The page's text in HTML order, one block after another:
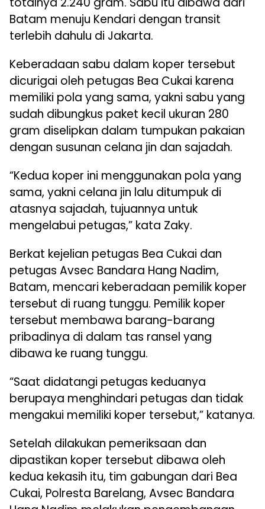
Batam menuju Kendari dengan transit
terlebih dahulu di Jakarta.
Keberadaan sabu dalam koper tersebut
dicurigai oleh petugas Bea Cukai karena
memiliki pola yang sama, yakni sabu yang
sudah dibungkus paket kecil ukuran 280
gram diselipkan dalam tumpukan pakaian
dengan susunan celana jin dan sajadah.
“Kedua koper ini menggunakan pola yang
sama, yakni celana jin lalu ditumpuk di
atasnya sajadah, tujuannya untuk
mengelabui petugas,” kata Zaky.
Berkat kejelian petugas Bea Cukai dan
petugas Avsec Bandara Hang Nadim,
Batam, mencari keberadaan pemilik koper
tersebut di ruang tunggu. Pemilik koper
tersebut membawa barang-barang
pribadinya di dalam tas ransel yang
dibawa ke ruang tunggu.
“Saat didatangi petugas keduanya
berupaya menghindari petugas dan tidak
mengakui memiliki koper tersebut,” katanya.
Setelah dilakukan pemeriksaan dan
dipastikan koper tersebut dibawa oleh
kedua kekasih itu, tim gabungan dari Bea
Cukai, Polresta Barelang, Avsec Bandara